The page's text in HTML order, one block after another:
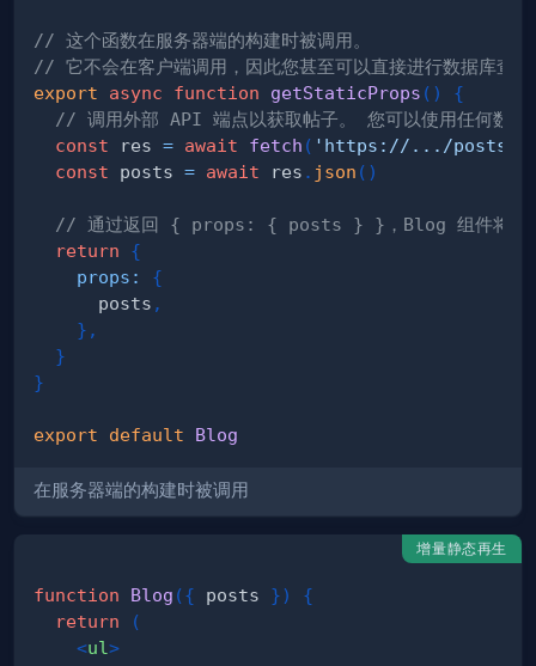
// 这个函数在服务器端的构建时被调用。
// 它不会在客户端调用，因此您甚至可以直接进行数据库查询
export
async function getStaticProps ( )
{
// 调用外部 API 端点以获取帖子。 您可以使用任何数据
const res = await fetch ( 'https://.../posts'
const posts = await res . json ( )
// 通过返回 { props: { posts } }，Blog 组件将在
return
{
props :
{
      posts
,
} ,
}
}
export default Blog
在服务器端的构建时被调用
增量静态再生
function Blog ({ posts })
{
return
(
<ul>